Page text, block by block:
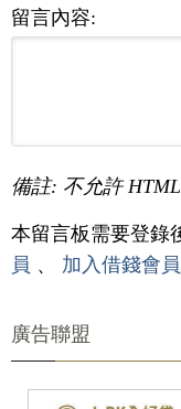
留言內容:
備註: 不允許
本留言板需要登錄
員 、 加入借錢會員
廣告聯盟